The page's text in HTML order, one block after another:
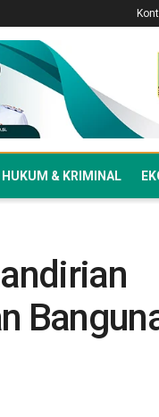
HUKUM & KRIMINAL